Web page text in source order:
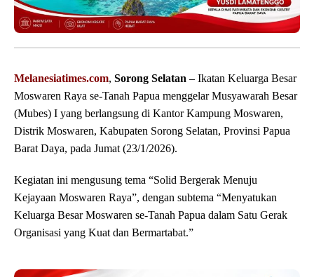
Melanesiatimes.com, Sorong Selatan – Ikatan Keluarga Besar
Moswaren Raya se-Tanah Papua menggelar Musyawarah Besar
(Mubes) I yang berlangsung di Kantor Kampung Moswaren,
Distrik Moswaren, Kabupaten Sorong Selatan, Provinsi Papua
Barat Daya, pada Jumat (23/1/2026).
Kegiatan ini mengusung tema “Solid Bergerak Menuju
Kejayaan Moswaren Raya”, dengan subtema “Menyatukan
Keluarga Besar Moswaren se-Tanah Papua dalam Satu Gerak
Organisasi yang Kuat dan Bermartabat.”